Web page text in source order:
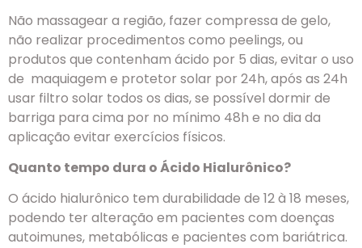
Não massagear a região, fazer compressa de gelo,
não realizar procedimentos como peelings, ou
produtos que contenham ácido por 5 dias, evitar o uso
de maquiagem e protetor solar por 24h, após as 24h
usar filtro solar todos os dias, se possível dormir de
barriga para cima por no mínimo 48h e no dia da
aplicação evitar exercícios físicos.
Quanto tempo dura o Ácido Hialurônico?
O ácido hialurônico tem durabilidade de 12 à 18 meses,
podendo ter alteração em pacientes com doenças
autoimunes, metabólicas e pacientes com bariátrica.